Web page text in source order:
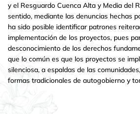
y el Resguardo Cuenca Alta y Media del
sentido, mediante las denuncias hechas
ha sido posible identificar patrones
implementación de los proyectos, pues
desconocimiento de los derechos
que lo común es que los proyectos se
silenciosa, a espaldas de las
formas tradicionales de autogobierno y